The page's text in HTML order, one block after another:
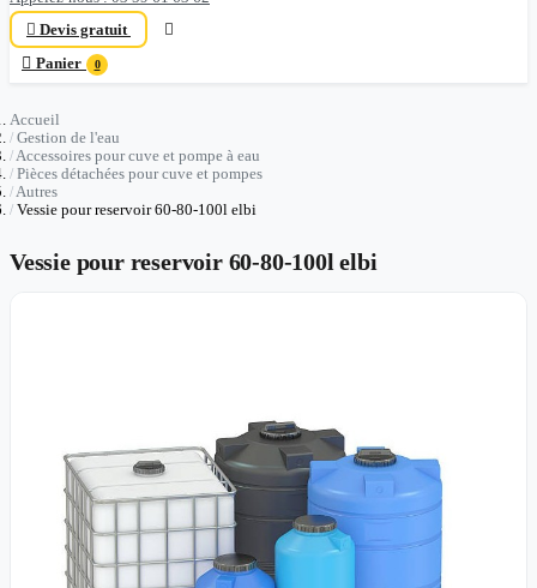
 Devis gratuit

 Panier 0
Accueil
Gestion de l'eau
Accessoires pour cuve et pompe à eau
Pièces détachées pour cuve et pompes
Autres
Vessie pour reservoir 60-80-100l elbi
Vessie pour reservoir 60-80-100l elbi